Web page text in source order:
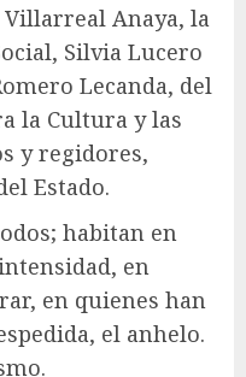
Anaya, la
Silvia Lucero
Lecanda, del
la Cultura y las
y regidores,
Estado.
habitan en
en
en quienes han
el anhelo.